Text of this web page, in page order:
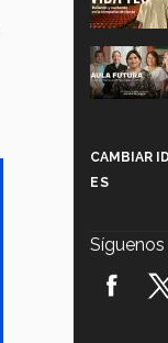
CAMBIAR
ES
Síguenos